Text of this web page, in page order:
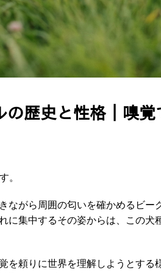
の歴史と性格｜嗅
。
ながら周囲の匂いを確かめるビー
に集中するその姿からは、この犬
を頼りに世界を理解しようとする